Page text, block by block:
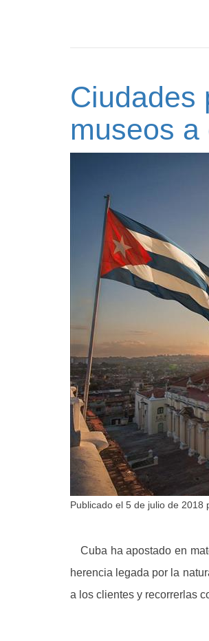
Ciudades
museos
Publicado el 5 de julio de 2018
Cuba ha apostado en
herencia legada por la
a los clientes y recorrerlas